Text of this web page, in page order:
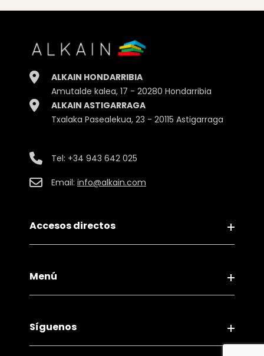
ALKAIN HONDARRIBIA
Amutalde kalea, 17 - 20280 Hondarribia
ALKAIN ASTIGARRAGA
Txalaka Pasealekua, 23 - 20115 Astigarraga
Tel: +34 943 642 025
Email: info@alkain.com
Accesos directos
Política de Compliance
Canal ético
Menú
Servicios
Síguenos